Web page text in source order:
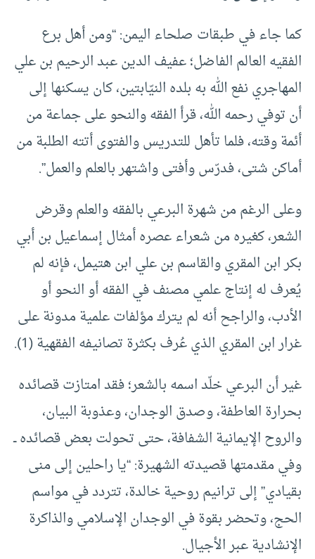
كما جاء في طبقات صلحاء اليمن: “ومن أهل برع
الفقيه العالم الفاضل؛ عفيف الدين عبد الرحيم بن علي
المهاجري نفع الله به بلده النيّابتين، كان يسكنها إلى
أن توفي رحمه الله، قرأ الفقه والنحو على جماعة من
أئمة وقته، فلما تأهل للتدريس والفتوى أتته الطلبة من
أماكن شتى، فدرّس وأفتى واشتهر بالعلم والعمل”.
وعلى الرغم من شهرة البرعي بالفقه والعلم وقرض
الشعر، كغيره من شعراء عصره أمثال إسماعيل بن أبي
بكر ابن المقري والقاسم بن علي ابن هتيمل، فإنه لم
يُعرف له إنتاج علمي مصنف في الفقه أو النحو أو
الأدب، والراجح أنه لم يترك مؤلفات علمية مدونة على
غرار ابن المقري الذي عُرف بكثرة تصانيفه الفقهية (1).
غير أن البرعي خلّد اسمه بالشعر؛ فقد امتازت قصائده
بحرارة العاطفة، وصدق الوجدان، وعذوبة البيان،
والروح الإيمانية الشفافة، حتى تحولت بعض قصائده ــ
وفي مقدمتها قصيدته الشهيرة: “يا راحلين إلى منى
بقيادي” إلى ترانيم روحية خالدة، تتردد في مواسم
الحج، وتحضر بقوة في الوجدان الإسلامي والذاكرة
الإنشادية عبر الأجيال.